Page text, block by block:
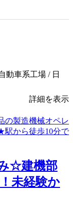
動車系工場 / 日
詳細を表示
☆建機部
未経験か